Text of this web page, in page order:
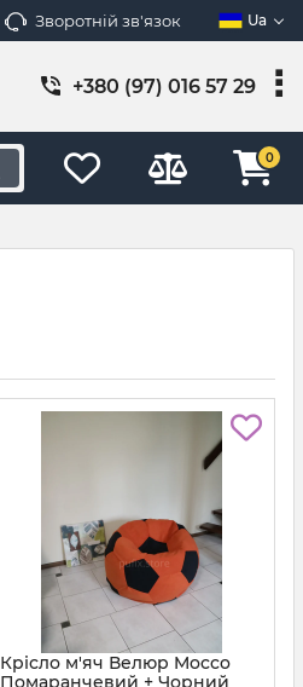
Зворотній зв'язок Ua
+380 (97) 016 57 29
0
Крісло м'яч Велюр Mocco
Помаранчевий + Чорний